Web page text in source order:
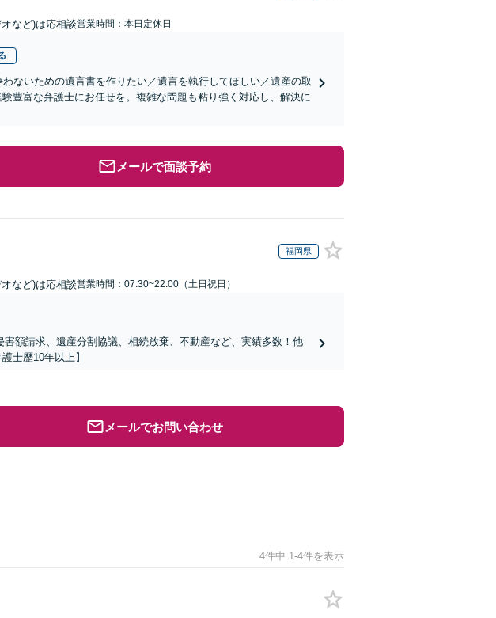
など)は応相談営業時間：本日定休日
ないための遺言書を作りたい／遺言を執行してほしい／遺産の取
豊富な弁護士にお任せを。複雑な問題も粘り強く対応し、解決に
メールで面談予約
福岡県
など)は応相談営業時間：07:30~22:00（土日祝日）
害額請求、遺産分割協議、相続放棄、不動産など、実績多数！他
士歴10年以上】
メールでお問い合わせ
4件中 1-4件を表示